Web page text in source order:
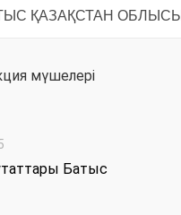
ҚАЗАҚСТАН ОБЛЫСЫ
мүшелері
Батыс